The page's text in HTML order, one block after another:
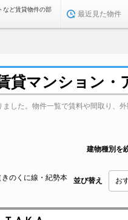
など賃貸物件の部
最近見た物件
貸マンション・
した。物件一覧で賃料や間取り、外
建物種別を
のくに線・紀勢本
並び替え